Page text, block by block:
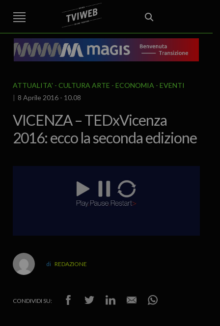
STREET TG CRONACA VENETO
VICENZA E PROVINCIA
AREA BERICA
ECONOMIA ATTUALITA’ POLITICA
EDITORIALE ITALIA E MONDO CURIOSITÀ – LIFESTYLE
CULTURA ARTE
SPORT
IL GRAFFIO FOOD & DRINK
ATTUALITA' CULTURA ARTE ECONOMIA
EVENTI
8 Aprile 2016 - 10.08
VICENZA – TEDxVicenza
2016: ecco la seconda edizione
REDAZIONE
CONDIVIDI SU: